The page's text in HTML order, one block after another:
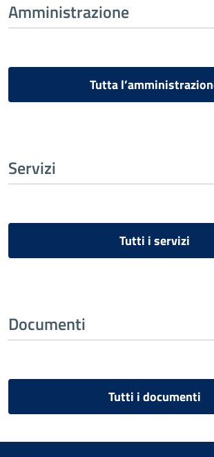
Amministrazione
Tutta
Servizi
Tutti i servizi
Documenti
Tutti i documenti